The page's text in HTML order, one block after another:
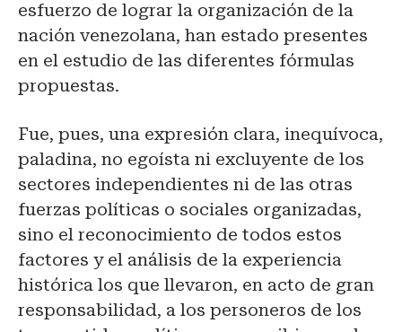
esfuerzo de lograr la organización de la
nación venezolana, han estado presentes
en el estudio de las diferentes fórmulas
propuestas.
Fue, pues, una expresión clara, inequívoca,
paladina, no egoísta ni excluyente de los
sectores independientes ni de las otras
fuerzas políticas o sociales organizadas,
sino el reconocimiento de todos estos
factores y el análisis de la experiencia
histórica los que llevaron, en acto de gran
responsabilidad, a los personeros de los